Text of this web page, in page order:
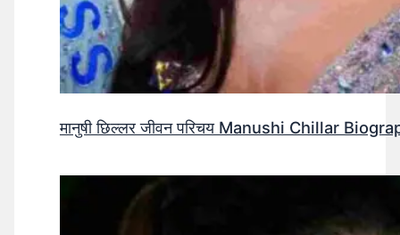
मानुषी छिल्लर जीवन परिचय Manushi Chillar